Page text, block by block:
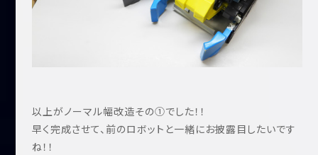
以上がノーマル幅改造その①でした！！
早く完成させて、前のロボットと一緒にお披露目したいです
ね！！